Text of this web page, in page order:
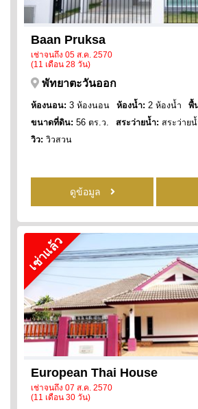
Baan Pruksa
เช่าจนถึง 05 ส.ค. 2570
(11 เดือน 28 วัน)
พัทยาตะวันออก
ห้องนอน: 3 ห้องนอน ห้องน้ำ: 2 ห้องน้ำ พื้
ขนาดที่ดิน: 56 ตร.ว. สระว่ายน้ำ: สระว่าย
วิว: วิวสวน
ดูข้อมูล
เช่าแล้ว
European Thai House
เช่าจนถึง 07 ส.ค. 2570
(11 เดือน 30 วัน)